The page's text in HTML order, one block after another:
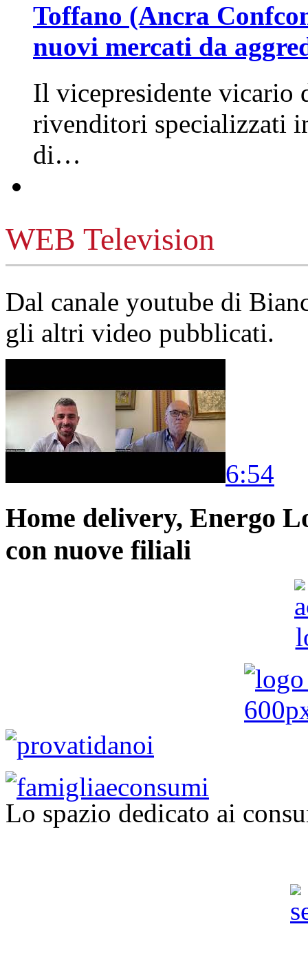
Toffano (Ancra
nuovi mercati da
Il vicepresidente vicario
rivenditori specializzati
di…
WEB Television
Dal canale youtube di
gli altri video pubblicati.
6:54
Home delivery, Energo
con nuove filiali
Lo spazio dedicato ai